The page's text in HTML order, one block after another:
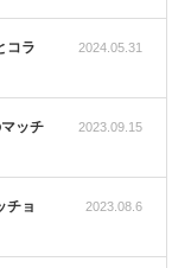
2024.05.31
コラ
2023.09.15
ッチ
2023.08.6
チョ